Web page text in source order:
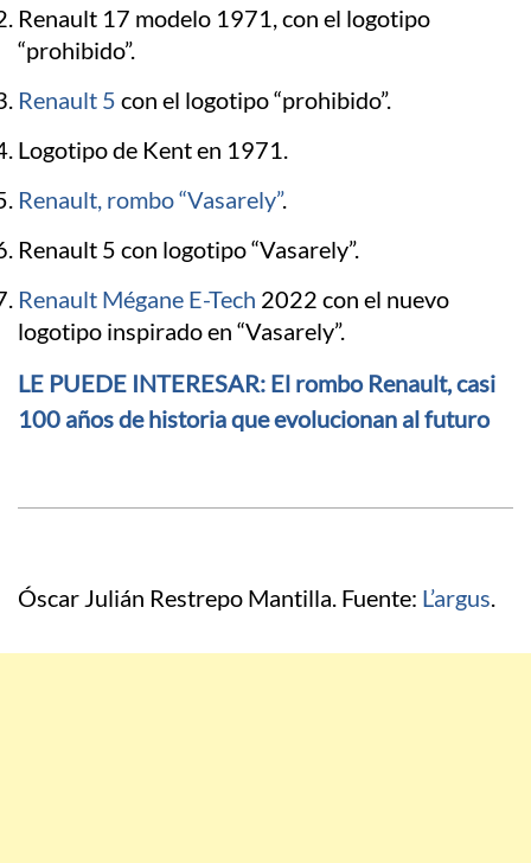
Renault 17 modelo 1971, con el logotipo
“prohibido”.
Renault 5 con el logotipo “prohibido”.
Logotipo de Kent en 1971.
Renault, rombo “Vasarely”.
Renault 5 con logotipo “Vasarely”.
Renault Mégane E-Tech 2022 con el nuevo
logotipo inspirado en “Vasarely”.
LE PUEDE INTERESAR: El rombo Renault, casi
100 años de historia que evolucionan al futuro
Óscar Julián Restrepo Mantilla. Fuente: L’argus.